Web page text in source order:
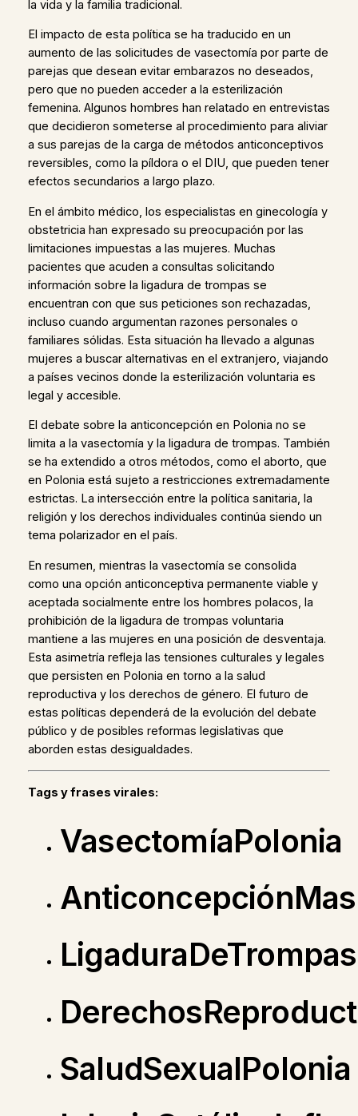
la vida y la familia tradicional.
El impacto de esta política se ha traducido en un
aumento de las solicitudes de vasectomía por parte de
parejas que desean evitar embarazos no deseados,
pero que no pueden acceder a la esterilización
femenina. Algunos hombres han relatado en entrevistas
que decidieron someterse al procedimiento para aliviar
a sus parejas de la carga de métodos anticonceptivos
reversibles, como la píldora o el DIU, que pueden tener
efectos secundarios a largo plazo.
En el ámbito médico, los especialistas en ginecología y
obstetricia han expresado su preocupación por las
limitaciones impuestas a las mujeres. Muchas
pacientes que acuden a consultas solicitando
información sobre la ligadura de trompas se
encuentran con que sus peticiones son rechazadas,
incluso cuando argumentan razones personales o
familiares sólidas. Esta situación ha llevado a algunas
mujeres a buscar alternativas en el extranjero, viajando
a países vecinos donde la esterilización voluntaria es
legal y accesible.
El debate sobre la anticoncepción en Polonia no se
limita a la vasectomía y la ligadura de trompas. También
se ha extendido a otros métodos, como el aborto, que
en Polonia está sujeto a restricciones extremadamente
estrictas. La intersección entre la política sanitaria, la
religión y los derechos individuales continúa siendo un
tema polarizador en el país.
En resumen, mientras la vasectomía se consolida
como una opción anticonceptiva permanente viable y
aceptada socialmente entre los hombres polacos, la
prohibición de la ligadura de trompas voluntaria
mantiene a las mujeres en una posición de desventaja.
Esta asimetría refleja las tensiones culturales y legales
que persisten en Polonia en torno a la salud
reproductiva y los derechos de género. El futuro de
estas políticas dependerá de la evolución del debate
público y de posibles reformas legislativas que
aborden estas desigualdades.
Tags y frases virales:
VasectomíaPolonia
SaludSexualPolonia